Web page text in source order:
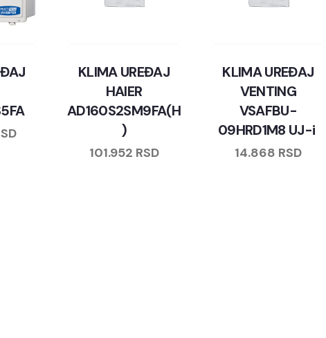
KLIMA UREĐAJ
HAIER
AD160S2SM9FA(H
)
101.952 RSD
KLIMA UREĐAJ
VENTING
VSAFBU-
09HRD1M8 UJ-i
14.868 RSD